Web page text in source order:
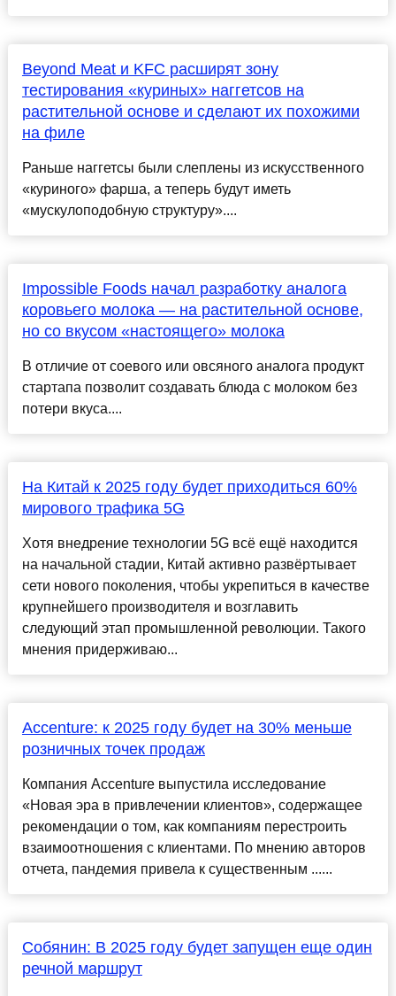
Beyond Meat и KFC расширят зону
тестирования «куриных» наггетсов на
растительной основе и сделают их похожими
на филе
Раньше наггетсы были слеплены из искусственного
«куриного» фарша, а теперь будут иметь
«мускулоподобную структуру»....
Impossible Foods начал разработку аналога
коровьего молока — на растительной основе,
но со вкусом «настоящего» молока
В отличие от соевого или овсяного аналога продукт
стартапа позволит создавать блюда с молоком без
потери вкуса....
На Китай к 2025 году будет приходиться 60%
мирового трафика 5G
Хотя внедрение технологии 5G всё ещё находится
на начальной стадии, Китай активно развёртывает
сети нового поколения, чтобы укрепиться в качестве
крупнейшего производителя и возглавить
следующий этап промышленной революции. Такого
мнения придерживаю...
Accenture: к 2025 году будет на 30% меньше
розничных точек продаж
Компания Accenture выпустила исследование
«Новая эра в привлечении клиентов», содержащее
рекомендации о том, как компаниям перестроить
взаимоотношения с клиентами. По мнению авторов
отчета, пандемия привела к существенным ......
Собянин: В 2025 году будет запущен еще один
речной маршрут